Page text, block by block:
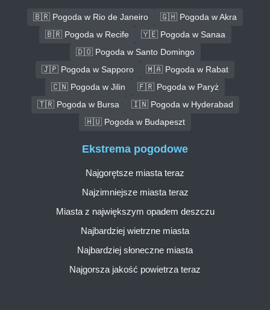
🇧🇷 Pogoda w Rio de Janeiro
🇬🇭 Pogoda w Akra
🇧🇷 Pogoda w Recife
🇾🇪 Pogoda w Sanaa
🇩🇴 Pogoda w Santo Domingo
🇯🇵 Pogoda w Sapporo
🇲🇦 Pogoda w Rabat
🇨🇳 Pogoda w Jilin
🇫🇷 Pogoda w Paryż
🇹🇷 Pogoda w Bursa
🇮🇳 Pogoda w Hyderabad
🇭🇺 Pogoda w Budapeszt
Ekstrema pogodowe
Najgorętsze miasta teraz
Najzimniejsze miasta teraz
Miasta z największym opadem deszczu
Najbardziej wietrzne miasta
Najbardziej słoneczne miasta
Najgorsza jakość powietrza teraz